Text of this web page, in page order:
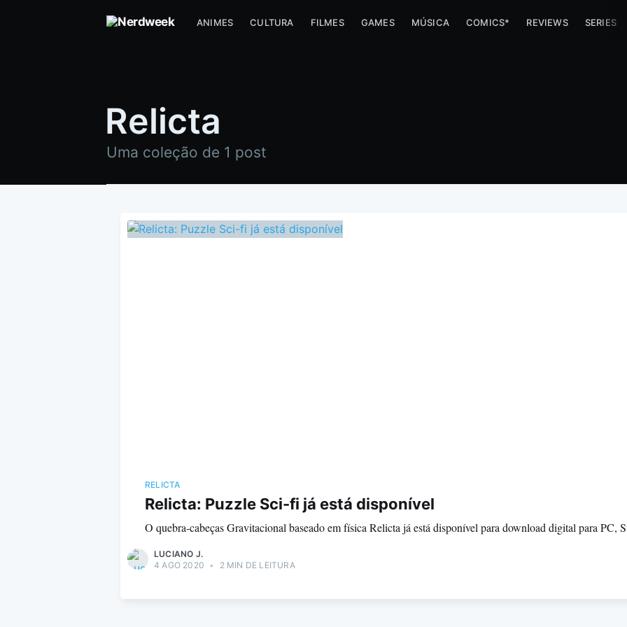
ANIMES CULTURA FILMES GAMES MÚSICA COMICS* REVIEWS SERIES
Relicta
Uma coleção de 1 post
RELICTA
Relicta: Puzzle Sci-fi já está disponível
O quebra-cabeças Gravitacional baseado em física Relicta já está disponível para download digital para PC,
LUCIANO J.
4 AGO 2020 • 2 MIN DE LEITURA